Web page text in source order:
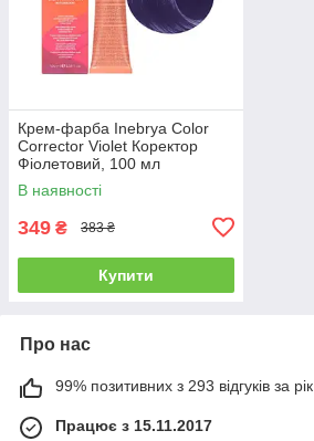
Крем-фарба Inebrya Сolor
Corrector Violet Коректор
Фіолетовий, 100 мл
(1006681)
В наявності
349 ₴ 383 ₴
Купити
Про нас
99% позитивних з 293 відгуків за рік
Працює з 15.11.2017